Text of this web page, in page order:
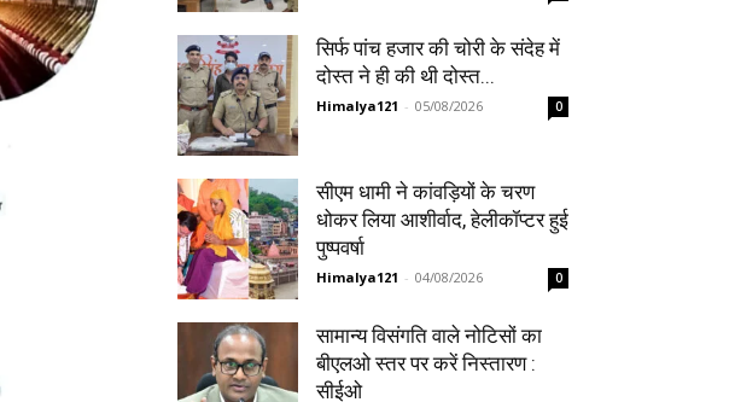
सिर्फ पांच हजार की चोरी के संदेह में
दोस्त ने ही की थी दोस्त...
Himalya121 - 05/08/2026 0
सीएम धामी ने कांवड़ियों के चरण
धोकर लिया आशीर्वाद, हेलीकॉप्टर हुई
पुष्पवर्षा
Himalya121 - 04/08/2026 0
सामान्य विसंगति वाले नोटिसों का
बीएलओ स्तर पर करें निस्तारण :
सीईओ